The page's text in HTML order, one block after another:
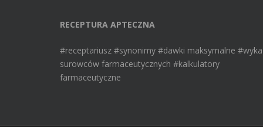
RECEPTURA APTECZNA
#receptariusz #synonimy #dawki maksymalne
surowców farmaceutycznych #kalkulatory
farmaceutyczne